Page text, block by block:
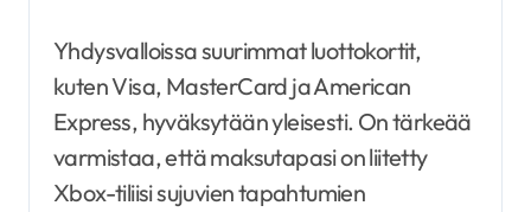
Yhdysvalloissa suurimmat luottokortit,
kuten Visa, MasterCard ja American
Express, hyväksytään yleisesti. On tärkeää
varmistaa, että maksutapasi on liitetty
Xbox-tiliisi sujuvien tapahtumien